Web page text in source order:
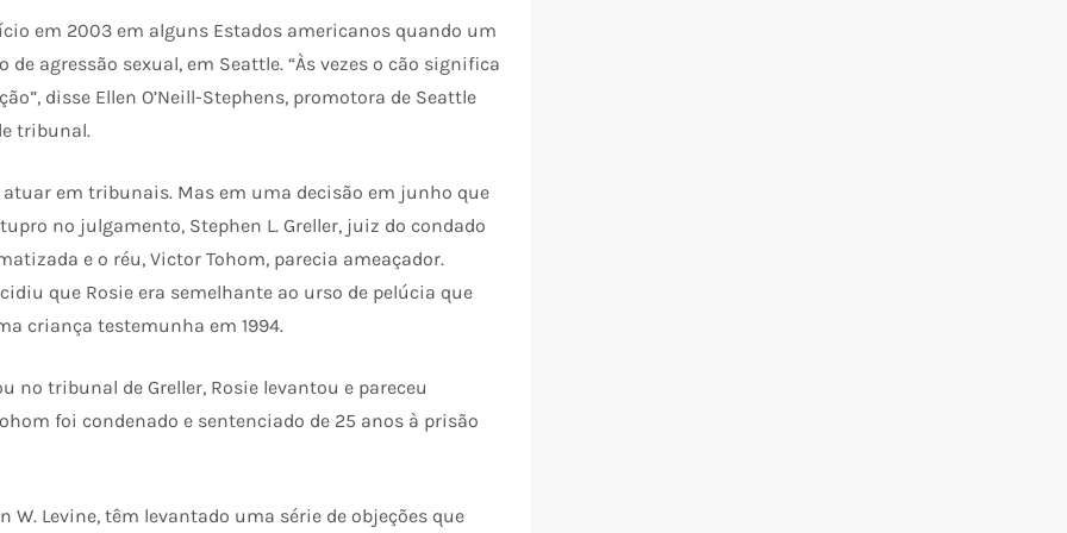
em 2003 em alguns Estados americanos quando um
agressão sexual, em Seattle. “Às vezes o cão significa
disse Ellen O’Neill-Stephens, promotora de Seattle
tribunal.
em tribunais. Mas em uma decisão em junho que
no julgamento, Stephen L. Greller, juiz do condado
e o réu, Victor Tohom, parecia ameaçador.
que Rosie era semelhante ao urso de pelúcia que
criança testemunha em 1994.
no tribunal de Greller, Rosie levantou e pareceu
foi condenado e sentenciado de 25 anos à prisão
W. Levine, têm levantado uma série de objeções que